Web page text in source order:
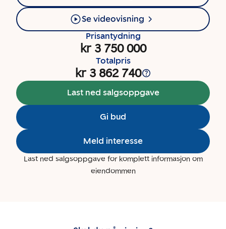
Se videovisning
Prisantydning
kr 3 750 000
Totalpris
kr 3 862 740
Last ned salgsoppgave
Gi bud
Meld interesse
Last ned salgsoppgave for komplett informasjon om
eiendommen